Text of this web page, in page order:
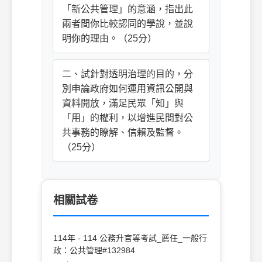
「新公共管理」的意涵，指出此
兩者間你比較認同的學說，並說
明你的理由。（25分）
二、試針對透明治理的目的，分
別申論政府如何運用資訊公開與
資料開放，滿足民眾「知」與
「用」的權利，以增進民間對公
共事務的瞭解、信賴及監督。
（25分）
相關試卷
114年 - 114 公務升官等考試_薦任_一般行
政：公共管理#132984